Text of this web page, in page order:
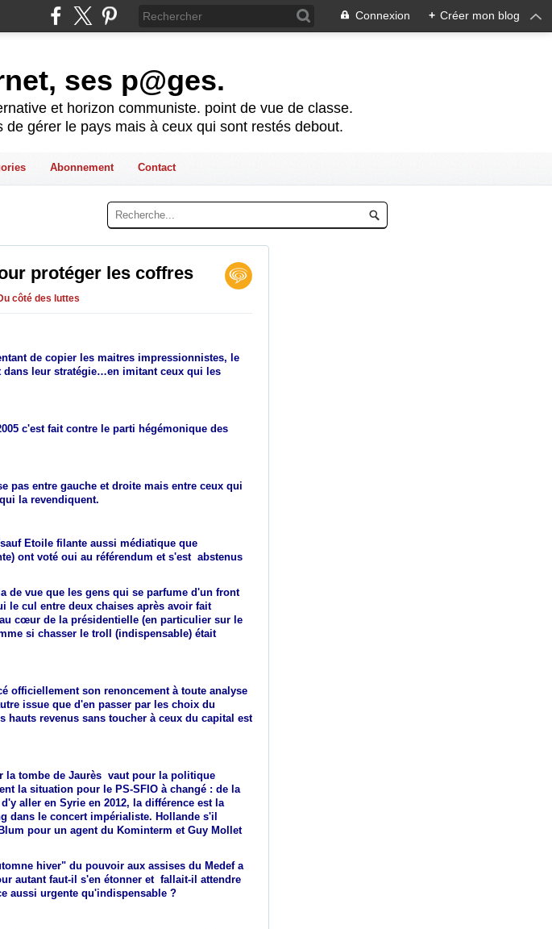
Connexion + Créer mon blog
ses p@ges.
et horizon communiste. point de vue de classe.
gérer le pays mais à ceux qui sont restés debout.
Abonnement Contact
protéger les coffres
côté des luttes
de copier les maitres impressionnistes, le
leur stratégie…en imitant ceux qui les
c'est fait contre le parti hégémonique des
pas entre gauche et droite mais entre ceux qui
la revendiquent.
Etoile filante aussi médiatique que
ont voté oui au référendum et s'est abstenus
de vue que les gens qui se parfume d'un front
le cul entre deux chaises après avoir fait
cœur de la présidentielle (en particulier sur le
si chasser le troll (indispensable) était
officiellement son renoncement à toute analyse
issue que d'en passer par les choix du
hauts revenus sans toucher à ceux du capital est
la tombe de Jaurès vaut pour la politique
la situation pour le PS-SFIO à changé : de la
aller en Syrie en 2012, la différence est la
dans le concert impérialiste. Hollande s'il
pour un agent du Kominterm et Guy Mollet
hiver" du pouvoir aux assises du Medef a
autant faut-il s'en étonner et fallait-il attendre
aussi urgente qu'indispensable ?